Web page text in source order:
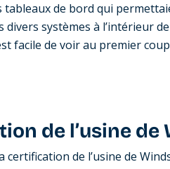
tableaux de bord qui
divers systèmes à l’intérieur
facile de voir au premier
de l’usine de
certification de l’usine de